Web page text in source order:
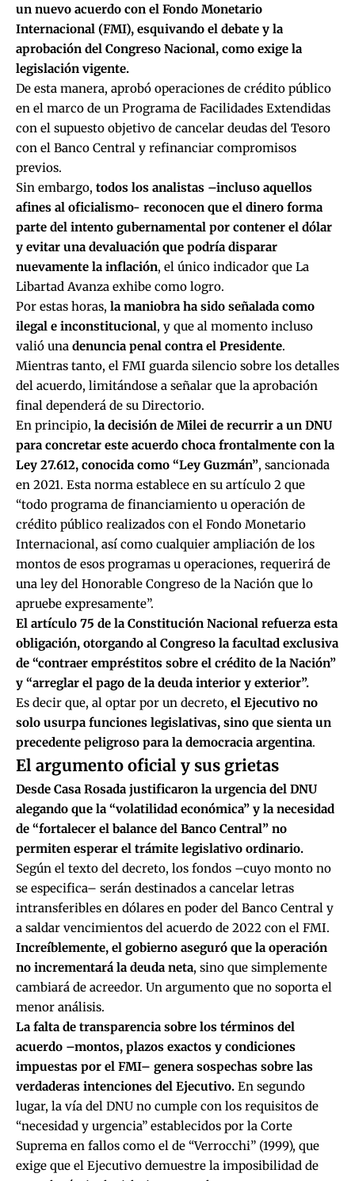
un nuevo acuerdo con el Fondo Monetario
Internacional (FMI), esquivando el debate y la
aprobación del Congreso Nacional, como exige la
legislación vigente.
De esta manera, aprobó operaciones de crédito público
en el marco de un Programa de Facilidades Extendidas
con el supuesto objetivo de cancelar deudas del Tesoro
con el Banco Central y refinanciar compromisos
previos.
Sin embargo, todos los analistas –incluso aquellos
afines al oficialismo- reconocen que el dinero forma
parte del intento gubernamental por contener el dólar
y evitar una devaluación que podría disparar
nuevamente la inflación, el único indicador que La
Libartad Avanza exhibe como logro.
Por estas horas, la maniobra ha sido señalada como
ilegal e inconstitucional, y que al momento incluso
valió una denuncia penal contra el Presidente.
Mientras tanto, el FMI guarda silencio sobre los detalles
del acuerdo, limitándose a señalar que la aprobación
final dependerá de su Directorio.
En principio, la decisión de Milei de recurrir a un DNU
para concretar este acuerdo choca frontalmente con la
Ley 27.612, conocida como “Ley Guzmán”, sancionada
en 2021. Esta norma establece en su artículo 2 que
“todo programa de financiamiento u operación de
crédito público realizados con el Fondo Monetario
Internacional, así como cualquier ampliación de los
montos de esos programas u operaciones, requerirá de
una ley del Honorable Congreso de la Nación que lo
apruebe expresamente”.
El artículo 75 de la Constitución Nacional refuerza esta
obligación, otorgando al Congreso la facultad exclusiva
de “contraer empréstitos sobre el crédito de la Nación”
y “arreglar el pago de la deuda interior y exterior”.
Es decir que, al optar por un decreto, el Ejecutivo no
solo usurpa funciones legislativas, sino que sienta un
precedente peligroso para la democracia argentina.
El argumento oficial y sus grietas
Desde Casa Rosada justificaron la urgencia del DNU
alegando que la “volatilidad económica” y la necesidad
de “fortalecer el balance del Banco Central” no
permiten esperar el trámite legislativo ordinario.
Según el texto del decreto, los fondos –cuyo monto no
se especifica– serán destinados a cancelar letras
intransferibles en dólares en poder del Banco Central y
a saldar vencimientos del acuerdo de 2022 con el FMI.
Increíblemente, el gobierno aseguró que la operación
no incrementará la deuda neta, sino que simplemente
cambiará de acreedor. Un argumento que no soporta el
menor análisis.
La falta de transparencia sobre los términos del
acuerdo –montos, plazos exactos y condiciones
impuestas por el FMI– genera sospechas sobre las
verdaderas intenciones del Ejecutivo. En segundo
lugar, la vía del DNU no cumple con los requisitos de
“necesidad y urgencia” establecidos por la Corte
Suprema en fallos como el de “Verrocchi” (1999), que
exige que el Ejecutivo demuestre la imposibilidad de